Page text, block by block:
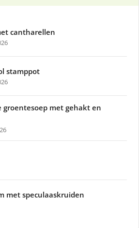
cantharellen
stamppot
groentesoep met gehakt en
met speculaaskruiden